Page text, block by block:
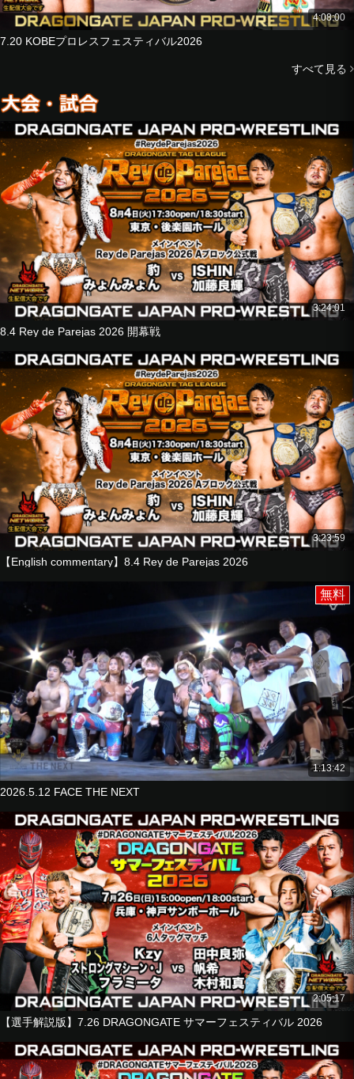
■Singles Match
vs
■8-Man Tag Match
Hyo
JACKY KAMEI
Riiita
Mochizuki Junior
vs
Strong Machine J
Kzy
GuC
@KEY
4:08:00
7.20 KOBEプロレスフェスティバル2026
すべて見る
3:24:01
8.4 Rey de Parejas 2026 開幕戦
3:23:59
【English commentary】8.4 Rey de Parejas 2026
1:13:42
2026.5.12 FACE THE NEXT
無料
2:05:17
【選手解説版】7.26 DRAGONGATE サマーフェスティバル 2026